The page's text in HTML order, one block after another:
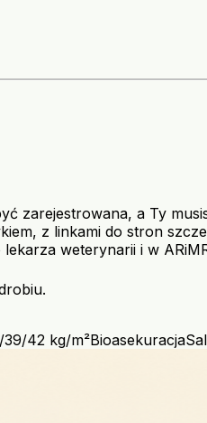
zarejestrowana, a Ty
z linkami do stron
weterynarii i w
39/42 kg/m²Bioasekuracja